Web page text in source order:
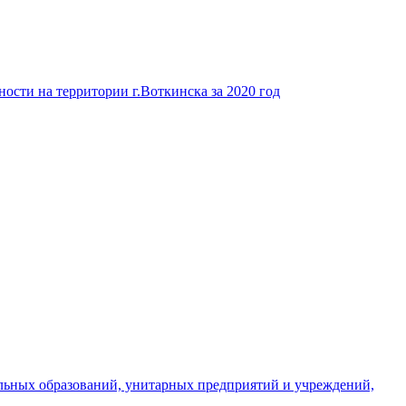
на территории г.Воткинска за 2020 год
образований, унитарных предприятий и учреждений,